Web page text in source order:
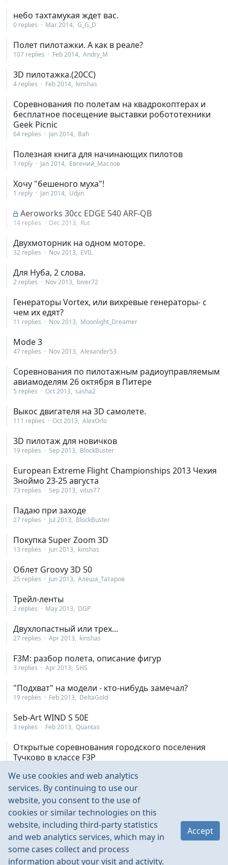
небо тахтамукая ждет вас.
0 replies Mar 2014 G_G_D
Полет пилотажки. А как в реале?
107 replies Feb 2014 Andry_M
3D пилотажка.(20СС)
4 replies Feb 2014 kinshas
Соревнования по полетам на квадрокоптерах и
бесплатное посещение выставки робототехники
Geek Picnic
64 replies Jan 2014 Bah
Полезная книга для начинающих пилотов
1 reply Jan 2014 Евгений_Маслов
Хочу "бешеного муха"!
1 reply Jan 2014 Udjin
Aeroworks 30cc EDGE 540 ARF-QB
14 replies Dec 2013 Rut
Двухмоторник на одном моторе.
32 replies Nov 2013 EVIL
Для Нуба, 2 слова.
2 replies Nov 2013 biver72
Генераторы Vortex, или вихревые генераторы- с
чем их едят?
11 replies Nov 2013 Moonlight_Dreamer
Mode 3
47 replies Nov 2013 Alexander53
Соревнования по пилотажным радиоуправляемым
авиамоделям 26 октября в Питере
5 replies Oct 2013 sasha2
Выкос двигателя на 3D самолете.
111 replies Oct 2013 AlexOrlo
3D пилотаж для новичков
19 replies Sep 2013 BlockBuster
European Extreme Flight Championships 2013 Чехия
Зноймо 23-25 августа
73 replies Sep 2013 vitus77
Падаю при заходе
27 replies Jul 2013 BlockBuster
Покупка Super Zoom 3D
13 replies Jun 2013 kinshas
Облет Groovy 3D 50
25 replies Jun 2013 Алеша_Татаров
Трейл-ленты
2 replies May 2013 DGP
Двухлопастный или трех...
27 replies Apr 2013 kinshas
F3M: разбор полета, описание фигур
3 replies Apr 2013 SHS
"Подхват" на модели - кто-нибудь замечал?
19 replies Feb 2013 DeltaGold
Seb-Art WIND S 50E
3 replies Feb 2013 Quantas
Открытые соревнования городского поселения
Тучково в классе F3P
We use cookies and web analytics
services. By continuing to use our
website, you consent to the use of
cookies or similar technologies on this
website, including third-party statistics
and web analytics services, which may in
some cases collect and process
information about your visit and activity.
Accept